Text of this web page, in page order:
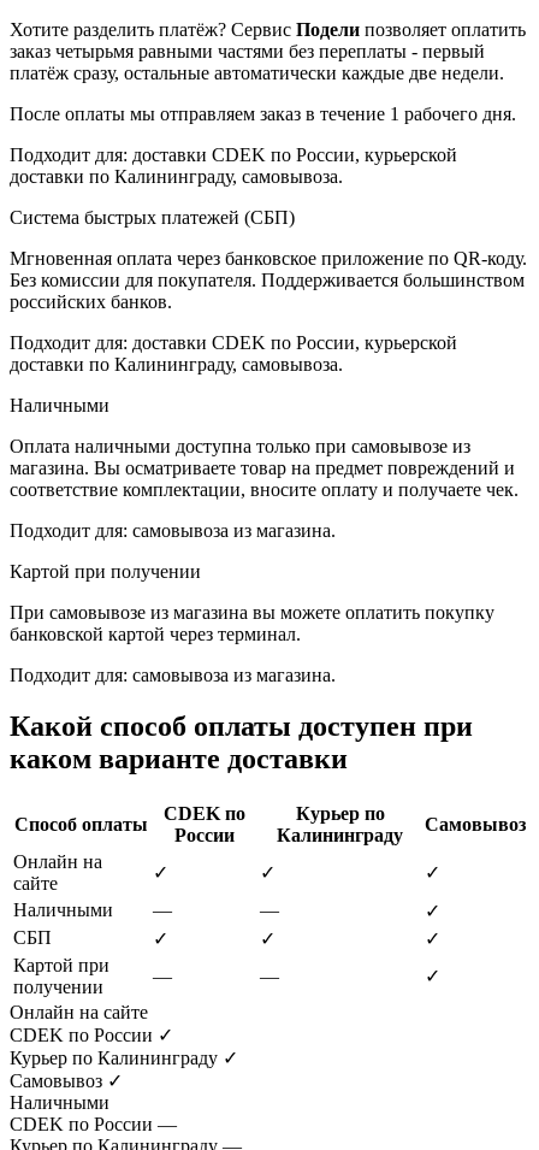
Хотите разделить платёж? Сервис Подели позволяет оплатить
заказ четырьмя равными частями без переплаты - первый
платёж сразу, остальные автоматически каждые две недели.
После оплаты мы отправляем заказ в течение 1 рабочего дня.
Подходит для: доставки CDEK по России, курьерской
доставки по Калининграду, самовывоза.
Система быстрых платежей (СБП)
Мгновенная оплата через банковское приложение по QR-коду.
Без комиссии для покупателя. Поддерживается большинством
российских банков.
Подходит для: доставки CDEK по России, курьерской
доставки по Калининграду, самовывоза.
Наличными
Оплата наличными доступна только при самовывозе из
магазина. Вы осматриваете товар на предмет повреждений и
соответствие комплектации, вносите оплату и получаете чек.
Подходит для: самовывоза из магазина.
Картой при получении
При самовывозе из магазина вы можете оплатить покупку
банковской картой через терминал.
Подходит для: самовывоза из магазина.
Какой способ оплаты доступен при
каком варианте доставки
Способ оплаты
CDEK по
России
Курьер по
Калининграду
Самовывоз
Онлайн на
сайте
✓ ✓
✓
Наличными
— —
✓
СБП
✓ ✓
✓
Картой при
получении
— —
✓
Онлайн на сайте
CDEK по России ✓
Курьер по Калининграду ✓
Самовывоз ✓
Наличными
CDEK по России —
Курьер по Калининграду —